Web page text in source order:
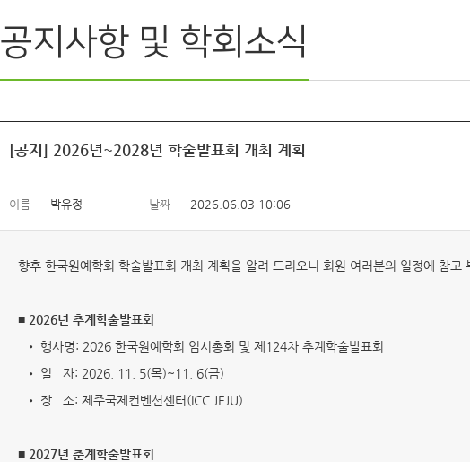
공지사항 및 학회소식
[공지] 2026년~2028년 학술발표회 개최 계획
이름 박유정 날짜 2026.06.03 10:06
향후 한국원예학회 학술발표회 개최 계획을 알려 드리오니 회원 여러분의 일정에 참고
■ 2026년 추계학술발표회
• 행사명: 2026 한국원예학회 임시총회 및 제124차 추계학술발표회
• 일 자: 2026. 11. 5(목)~11. 6(금)
• 장 소: 제주국제컨벤션센터(ICC JEJU)
■ 2027년 춘계학술발표회